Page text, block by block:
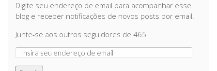
Digite seu endereço de email para acompanhar esse
blog e receber notificações de novos posts por email.
Junte-se aos outros seguidores de 465